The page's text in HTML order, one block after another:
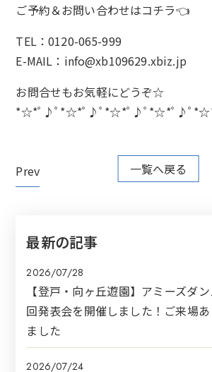
ご予約＆お問い合わせはコチラ👈
TEL：0120-065-999
E-MAIL：info@xb109629.xbiz.jp
お問合せもお気軽にどうぞ☆
*☆*ﾟ♪ﾟ*☆*ﾟ♪ﾟ*☆*ﾟ♪ﾟ*☆*ﾟ♪ﾟ
Prev 一覧へ戻る
最新の記事
2026/07/28
【登戸・向ヶ丘遊園】アミーズダ
回発表会を開催しました！ご来場
ました
2026/07/24